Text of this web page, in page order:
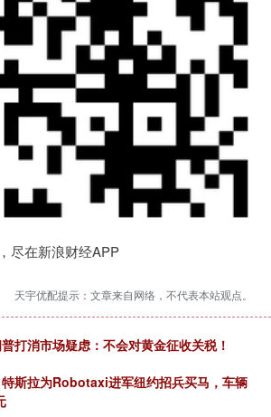
尽在新浪财经APP
天宇优配提示：文章来自网络，不代表本站观点。
打消市场疑虑：不会对黄金征收关税！
特斯拉为Robotaxi进军纽约招兵买马，车辆